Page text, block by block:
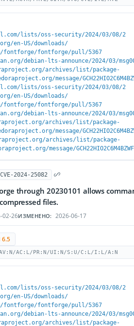
lists/oss-security/2024/03/08/2
en-US/downloads/
fontforge/fontforge/pull/5367
debian-lts-announce/2024/03/
archives/list/package-
message/
lists/oss-security/2024/03/08/2
en-US/downloads/
fontforge/fontforge/pull/5367
debian-lts-announce/2024/03/
archives/list/package-
message/
archives/list/package-
message/
CVE-2024-25082
through 20230101 allows
files.
02-26ИЗМЕНЕНО: 2026-06-17
AC:L/PR:N/UI:N/S:U/C:L/I:L/A:N
lists/oss-security/2024/03/08/2
en-US/downloads/
fontforge/fontforge/pull/5367
debian-lts-announce/2024/03/
archives/list/package-